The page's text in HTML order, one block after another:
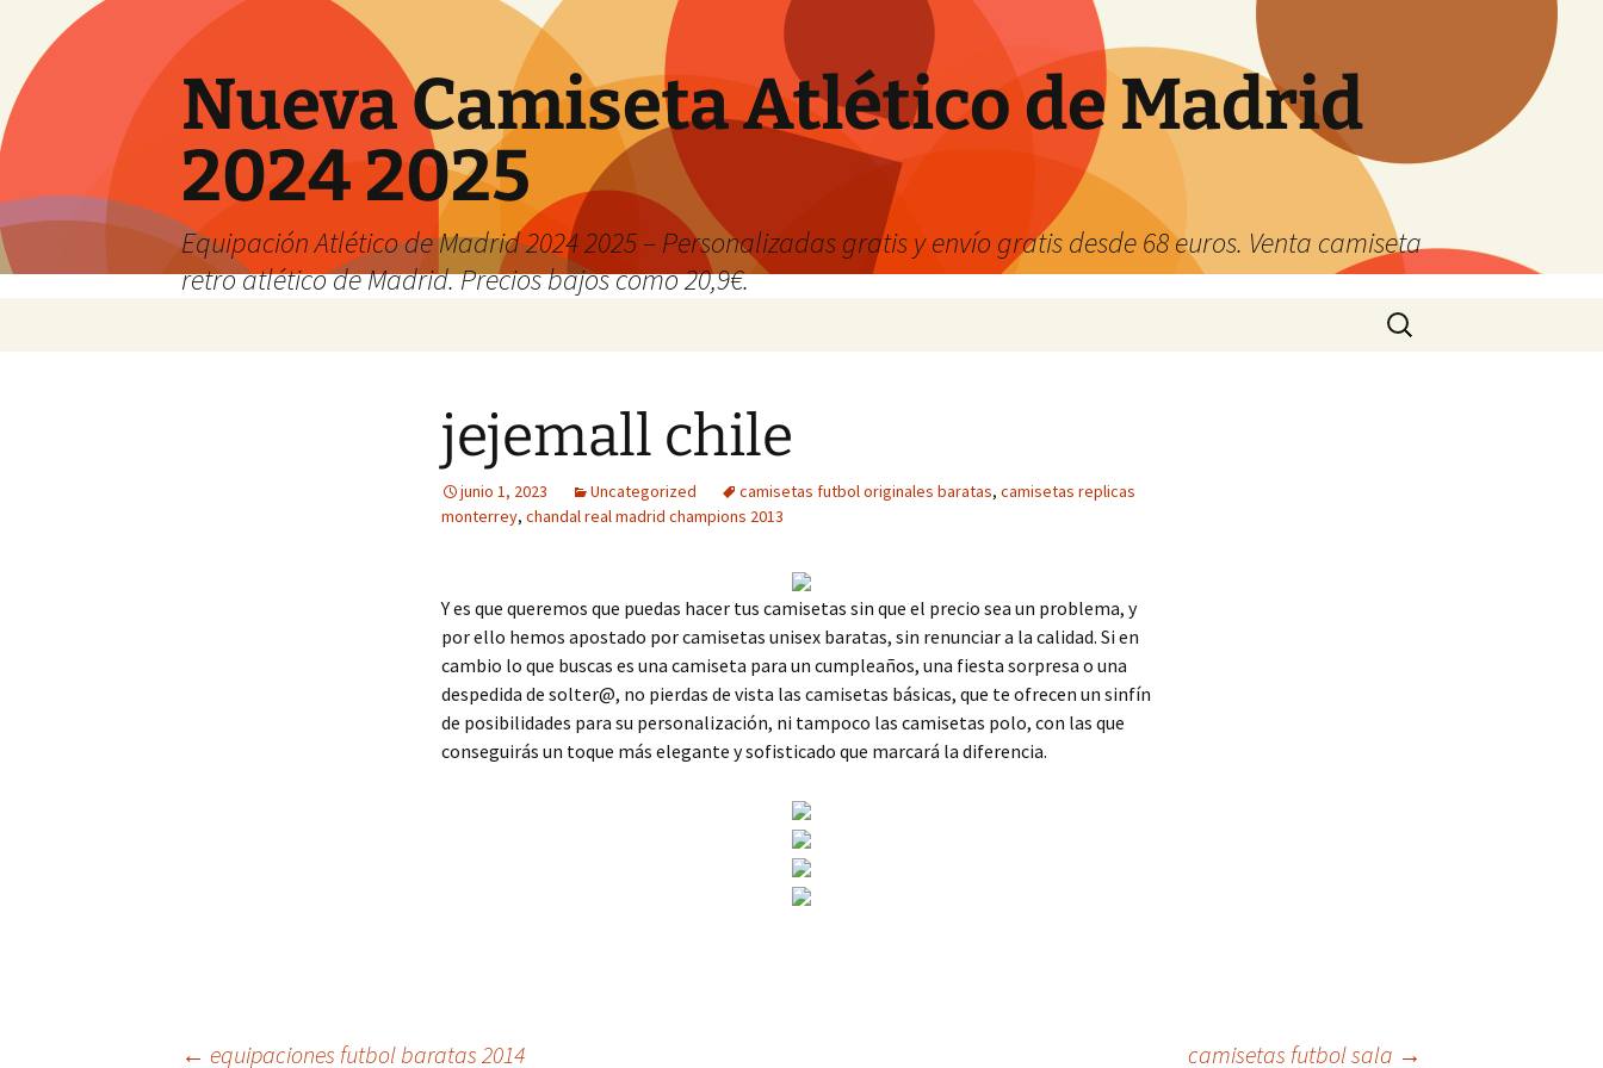
Nueva Camiseta Atlético de Madrid
2024 2025
Equipación Atlético de Madrid 2024 2025 – Personalizadas gratis y envío gratis desde 68 euros. Venta camiseta
retro atlético de Madrid. Precios bajos como 20,9€.
Buscar:
jejemall chile
junio 1, 2023 Uncategorized camisetas futbol originales baratas, camisetas replicas
monterrey, chandal real madrid champions 2013
Y es que queremos que puedas hacer tus camisetas sin que el precio sea un problema, y
por ello hemos apostado por camisetas unisex baratas, sin renunciar a la calidad. Si en
cambio lo que buscas es una camiseta para un cumpleaños, una fiesta sorpresa o una
despedida de solter@, no pierdas de vista las camisetas básicas, que te ofrecen un sinfín
de posibilidades para su personalización, ni tampoco las camisetas polo, con las que
conseguirás un toque más elegante y sofisticado que marcará la diferencia.
← equipaciones futbol baratas 2014 camisetas futbol sala →